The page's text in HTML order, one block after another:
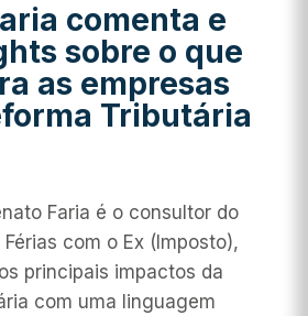
comenta e
sobre o que
as empresas
Tributária
Faria é o consultor do
com o Ex (Imposto),
principais impactos da
com uma linguagem